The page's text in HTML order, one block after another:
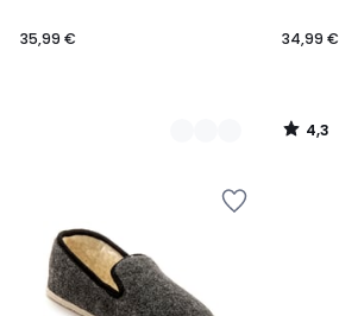
35,99 € 34,99 €
4,3
/